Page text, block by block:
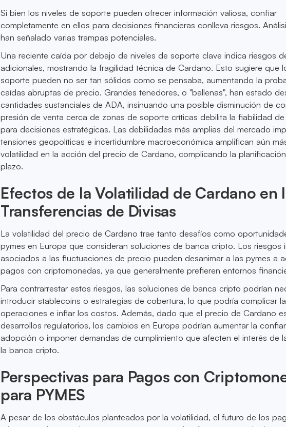
Si bien los niveles de soporte pueden ofrecer información valiosa, confiar
completamente en ellos para decisiones financieras conlleva riesgos.
han señalado varias trampas potenciales.
Una reciente caída por debajo de niveles de soporte clave indica riesgos
adicionales, mostrando la fragilidad técnica de Cardano. Esto sugiere que
soporte pueden no ser tan sólidos como se pensaba, aumentando la
caídas abruptas de precio. Grandes tenedores, o "ballenas", han estado
cantidades sustanciales de ADA, insinuando una posible disminución de
presión de venta cerca de zonas de soporte críticas debilita la fiabilidad de
para decisiones estratégicas. Las debilidades más amplias del mercado
tensiones geopolíticas e incertidumbre macroeconómica amplifican aún
volatilidad en la acción del precio de Cardano, complicando la
plazo.
Efectos de la Volatilidad de Cardano en
Transferencias de Divisas
La volatilidad del precio de Cardano trae tanto desafíos como
pymes en Europa que consideran soluciones de banca cripto. Los riesgos
asociados a las fluctuaciones de precio pueden desanimar a las pymes a
pagos con criptomonedas, ya que generalmente prefieren entornos
Para contrarrestar estos riesgos, las soluciones de banca cripto podrían
introducir stablecoins o estrategias de cobertura, lo que podría complicar
operaciones e inflar los costos. Además, dado que el precio de Cardano
desarrollos regulatorios, los cambios en Europa podrían aumentar la
adopción o imponer demandas de cumplimiento que afecten el interés de
la banca cripto.
Perspectivas para Pagos con
para PYMES
A pesar de los obstáculos planteados por la volatilidad, el futuro de los